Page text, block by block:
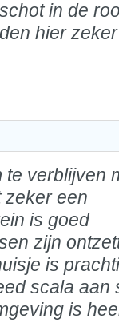
in de
hier
te verblijven
zeker een
is goed
zijn
is
scala aan
is